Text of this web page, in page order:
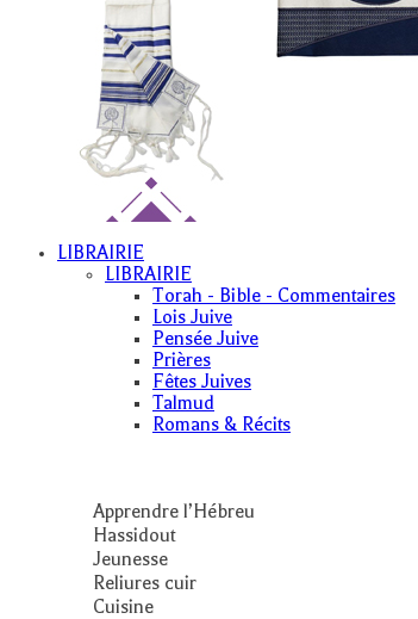
LIBRAIRIE
LIBRAIRIE
Torah - Bible - Commentaires
Lois Juive
Pensée Juive
Prières
Fêtes Juives
Talmud
Romans & Récits
Apprendre l’Hébreu
Hassidout
Jeunesse
Reliures cuir
Cuisine